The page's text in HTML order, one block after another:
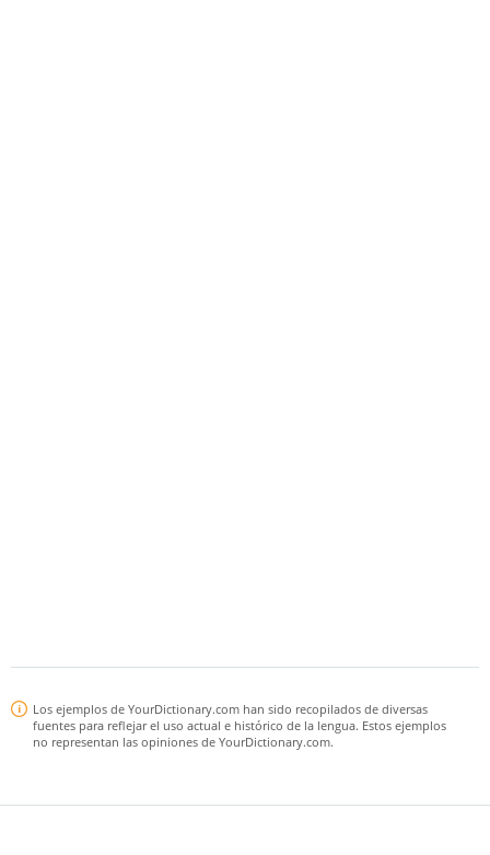
Los ejemplos de YourDictionary.com han sido recopilados de diversas
fuentes para reflejar el uso actual e histórico de la lengua. Estos ejemplos
no representan las opiniones de YourDictionary.com.